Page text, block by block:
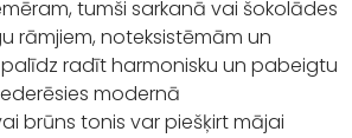
tumši sarkanā vai šokolādes
rāmjiem, noteksistēmām un
radīt harmonisku un pabeigtu
modernā
brūns tonis var piešķirt mājai